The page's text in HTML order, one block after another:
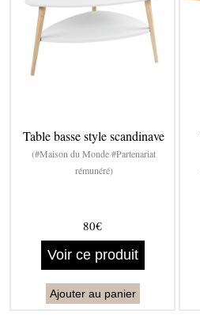
Table basse style scandinave
(#Maison du Monde #Partenariat
rémunéré)
80€
Voir ce produit
Ajouter au panier